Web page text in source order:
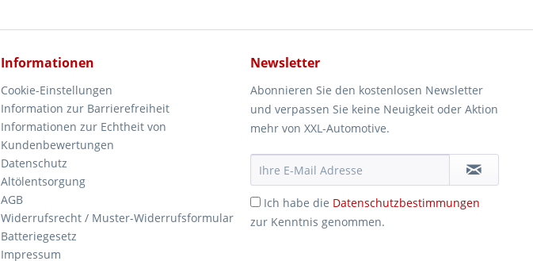
Informationen
Cookie-Einstellungen
Information zur Barrierefreiheit
Informationen zur Echtheit von
Kundenbewertungen
Datenschutz
Altölentsorgung
AGB
Widerrufsrecht / Muster-Widerrufsformular
Batteriegesetz
Impressum
Newsletter
Abonnieren Sie den kostenlosen Newsletter
und verpassen Sie keine Neuigkeit oder Aktion
mehr von XXL-Automotive.
Ich habe die Datenschutzbestimmungen
zur Kenntnis genommen.